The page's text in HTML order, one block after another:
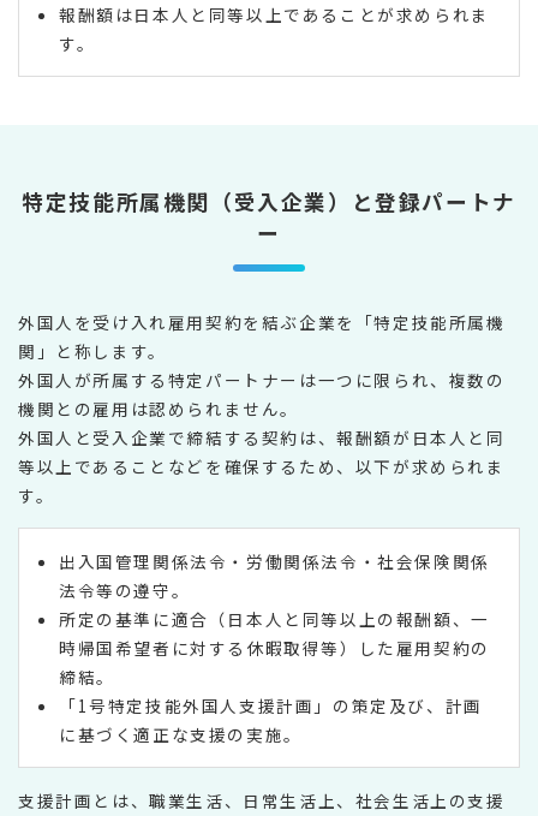
報酬額は日本人と同等以上であることが求められま
す。
特定技能所属機関（受入企業）と登録パートナ
ー
外国人を受け入れ雇用契約を結ぶ企業を「特定技能所属機
関」と称します。
外国人が所属する特定パートナーは一つに限られ、複数の
機関との雇用は認められません。
外国人と受入企業で締結する契約は、報酬額が日本人と同
等以上であることなどを確保するため、以下が求められま
す。
出入国管理関係法令・労働関係法令・社会保険関係
法令等の遵守。
所定の基準に適合（日本人と同等以上の報酬額、一
時帰国希望者に対する休暇取得等）した雇用契約の
締結。
「1号特定技能外国人支援計画」の策定及び、計画
に基づく適正な支援の実施。
支援計画とは、職業生活、日常生活上、社会生活上の支援